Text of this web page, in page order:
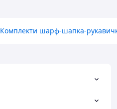
Комплекти шарф-шапка-